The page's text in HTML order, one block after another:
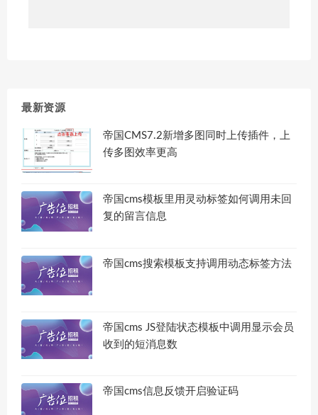
最新资源
帝国CMS7.2新增多图同时上传插件，上
传多图效率更高
帝国cms模板里用灵动标签如何调用未回
复的留言信息
帝国cms搜索模板支持调用动态标签方法
帝国cms JS登陆状态模板中调用显示会员
收到的短消息数
帝国cms信息反馈开启验证码